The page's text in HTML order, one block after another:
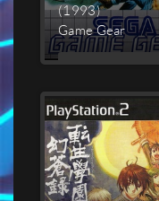
(1993)
Game Gear
MEHR